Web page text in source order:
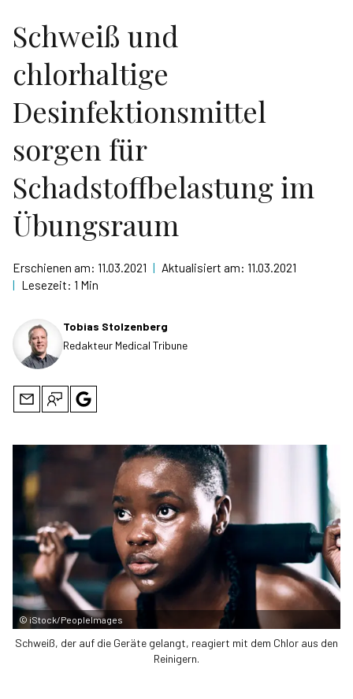
Schweiß und
chlorhaltige
Desinfektionsmittel
sorgen für
Schadstoffbelastung im
Übungsraum
Erschienen am: 11.03.2021 | Aktualisiert am: 11.03.2021
| Lesezeit: 1 Min
Tobias Stolzenberg
Redakteur Medical Tribune
© iStock/PeopleImages
Schweiß, der auf die Geräte gelangt, reagiert mit dem Chlor aus den
Reinigern.